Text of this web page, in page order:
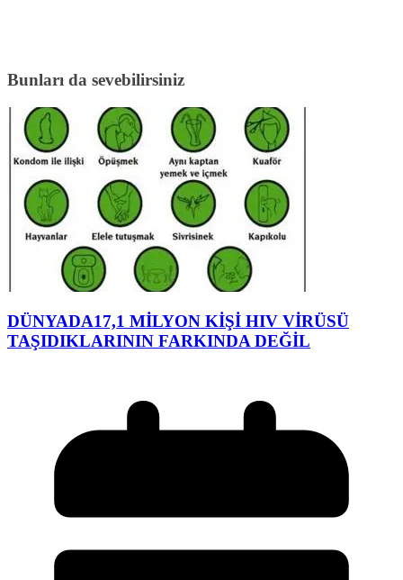
Bunları da sevebilirsiniz
DÜNYADA17,1 MİLYON KİŞİ HIV VİRÜSÜ
TAŞIDIKLARININ FARKINDA DEĞİL